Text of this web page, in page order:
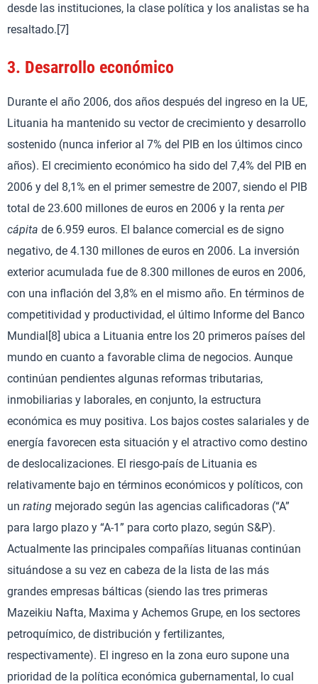
desde las instituciones, la clase política y los analistas se ha
resaltado.[7]
3. Desarrollo económico
Durante el año 2006, dos años después del ingreso en la UE,
Lituania ha mantenido su vector de crecimiento y desarrollo
sostenido (nunca inferior al 7% del PIB en los últimos cinco
años). El crecimiento económico ha sido del 7,4% del PIB en
2006 y del 8,1% en el primer semestre de 2007, siendo el PIB
total de 23.600 millones de euros en 2006 y la renta per
cápita de 6.959 euros. El balance comercial es de signo
negativo, de 4.130 millones de euros en 2006. La inversión
exterior acumulada fue de 8.300 millones de euros en 2006,
con una inflación del 3,8% en el mismo año. En términos de
competitividad y productividad, el último Informe del Banco
Mundial[8] ubica a Lituania entre los 20 primeros países del
mundo en cuanto a favorable clima de negocios. Aunque
continúan pendientes algunas reformas tributarias,
inmobiliarias y laborales, en conjunto, la estructura
económica es muy positiva. Los bajos costes salariales y de
energía favorecen esta situación y el atractivo como destino
de deslocalizaciones. El riesgo-país de Lituania es
relativamente bajo en términos económicos y políticos, con
un rating mejorado según las agencias calificadoras (“A”
para largo plazo y “A-1” para corto plazo, según S&P).
Actualmente las principales compañías lituanas continúan
situándose a su vez en cabeza de la lista de las más
grandes empresas bálticas (siendo las tres primeras
Mazeikiu Nafta, Maxima y Achemos Grupe, en los sectores
petroquímico, de distribución y fertilizantes,
respectivamente). El ingreso en la zona euro supone una
prioridad de la política económica gubernamental, lo cual